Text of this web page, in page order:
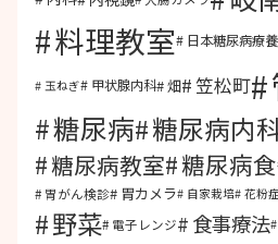
料理教室 日本糖尿病療
玉ねぎ 甲状腺内科 畑 笠松町
糖尿病 糖尿病内
糖尿病教室 糖尿病食
胃がん検診 胃カメラ 自家栽培 花粉症
野菜 電子レンジ 食事療法